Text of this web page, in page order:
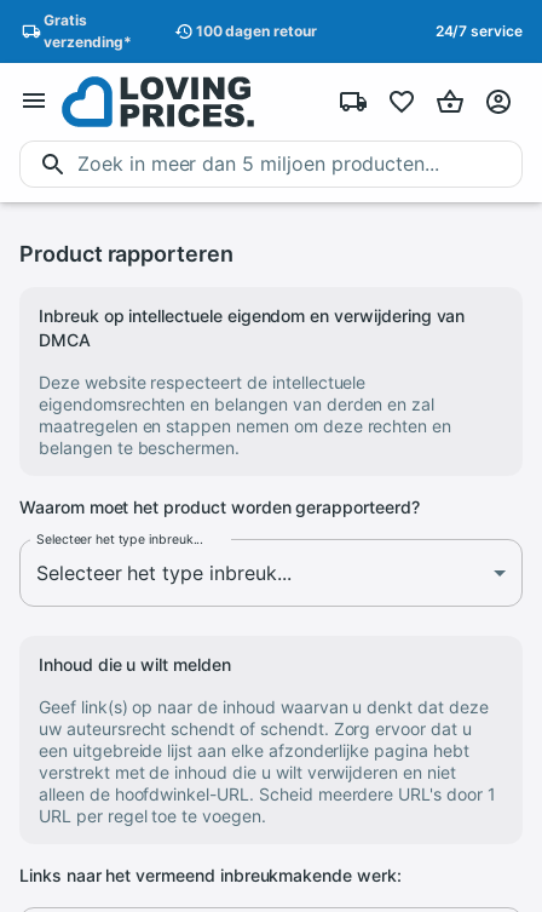
Gratis
verzending*
100 dagen retour 24/7 service
Product rapporteren
Inbreuk op intellectuele eigendom en verwijdering van
DMCA
Deze website respecteert de intellectuele
eigendomsrechten en belangen van derden en zal
maatregelen en stappen nemen om deze rechten en
belangen te beschermen.
Waarom moet het product worden gerapporteerd?
Selecteer het type inbreuk...
Inhoud die u wilt melden
Geef link(s) op naar de inhoud waarvan u denkt dat deze
uw auteursrecht schendt of schendt. Zorg ervoor dat u
een uitgebreide lijst aan elke afzonderlijke pagina hebt
verstrekt met de inhoud die u wilt verwijderen en niet
alleen de hoofdwinkel-URL. Scheid meerdere URL's door 1
URL per regel toe te voegen.
Links naar het vermeend inbreukmakende werk: